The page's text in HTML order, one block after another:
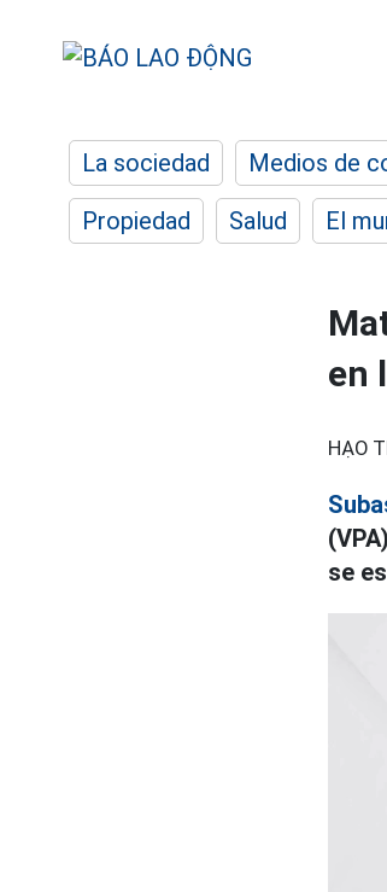
La sociedad Medios de
Propiedad
Salud El
en
HẠO
se